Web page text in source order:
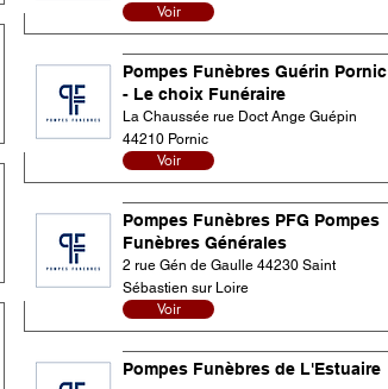
Voir
Pompes Funèbres Guérin Pornic
- Le choix Funéraire
La Chaussée rue Doct Ange Guépin
44210 Pornic
Voir
Pompes Funèbres PFG Pompes
Funèbres Générales
2 rue Gén de Gaulle 44230 Saint
Sébastien sur Loire
Voir
Pompes Funèbres de L'Estuaire